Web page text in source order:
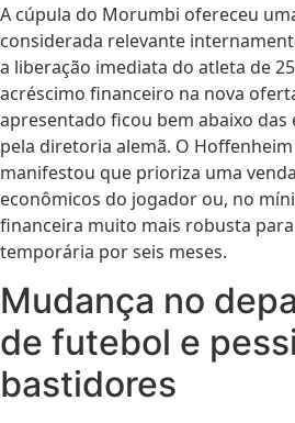
A cúpula do Morumbi ofereceu
considerada relevante
a liberação imediata do atleta de
acréscimo financeiro na nova
apresentado ficou bem abaixo das
pela diretoria alemã. O
manifestou que prioriza uma
econômicos do jogador ou, no
financeira muito mais robusta
temporária por seis meses.
Mudança no
de futebol e
bastidores